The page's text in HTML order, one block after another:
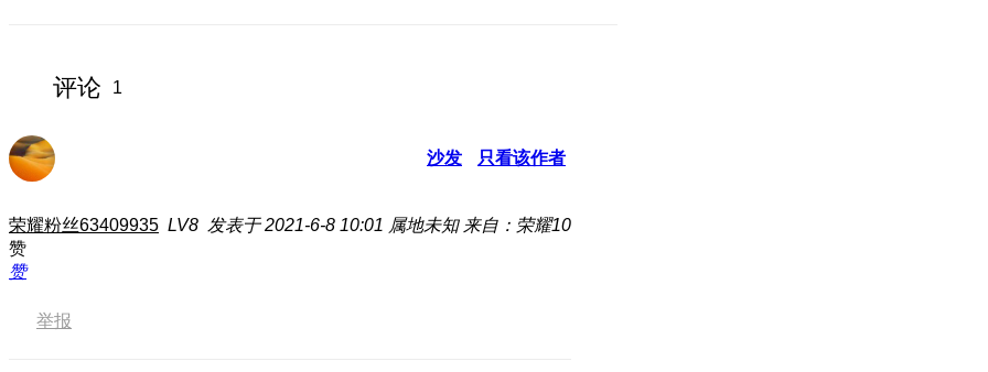
评论 1
沙发 只看该作者
荣耀粉丝63409935 LV8 发表于 2021-6-8 10:01 属地未知 来自：荣耀10
赞
赞
举报